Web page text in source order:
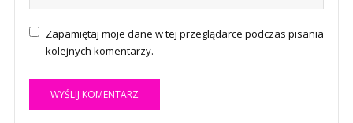
Zapamiętaj moje dane w tej przeglądarce podczas pisania
kolejnych komentarzy.